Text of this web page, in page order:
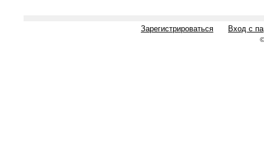
Зарегистрироваться Вход с